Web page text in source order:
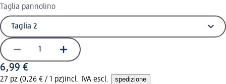
Taglia pannolino
6,99 €
27 pz (0,26 € / 1 pz)incl. IVA escl. spedizione